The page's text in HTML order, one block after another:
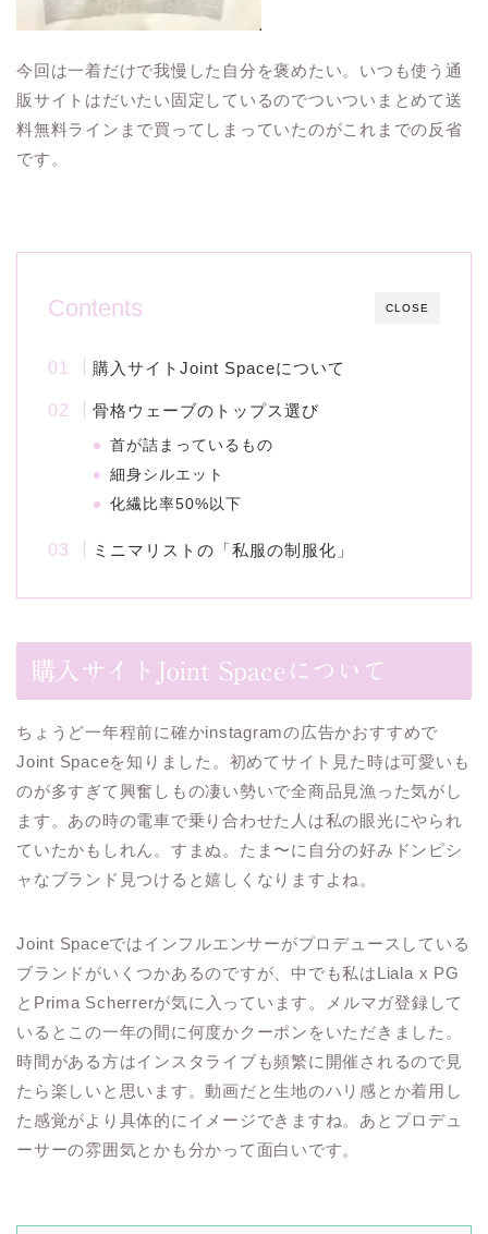
今回は一着だけで我慢した自分を褒めたい。いつも使う通
販サイトはだいたい固定しているのでついついまとめて送
料無料ラインまで買ってしまっていたのがこれまでの反省
です。
CLOSE
Contents
購入サイトJoint Spaceについて
骨格ウェーブのトップス選び
首が詰まっているもの
細身シルエット
化繊比率50%以下
ミニマリストの「私服の制服化」
購入サイトJoint Spaceについて
ちょうど一年程前に確かinstagramの広告かおすすめで
Joint Spaceを知りました。初めてサイト見た時は可愛いも
のが多すぎて興奮しもの凄い勢いで全商品見漁った気がし
ます。あの時の電車で乗り合わせた人は私の眼光にやられ
ていたかもしれん。すまぬ。たま〜に自分の好みドンピシ
ャなブランド見つけると嬉しくなりますよね。
Joint Spaceではインフルエンサーがプロデュースしている
ブランドがいくつかあるのですが、中でも私はLiala x PG
とPrima Scherrerが気に入っています。メルマガ登録して
いるとこの一年の間に何度かクーポンをいただきました。
時間がある方はインスタライブも頻繁に開催されるので見
たら楽しいと思います。動画だと生地のハリ感とか着用し
た感覚がより具体的にイメージできますね。あとプロデュ
ーサーの雰囲気とかも分かって面白いです。